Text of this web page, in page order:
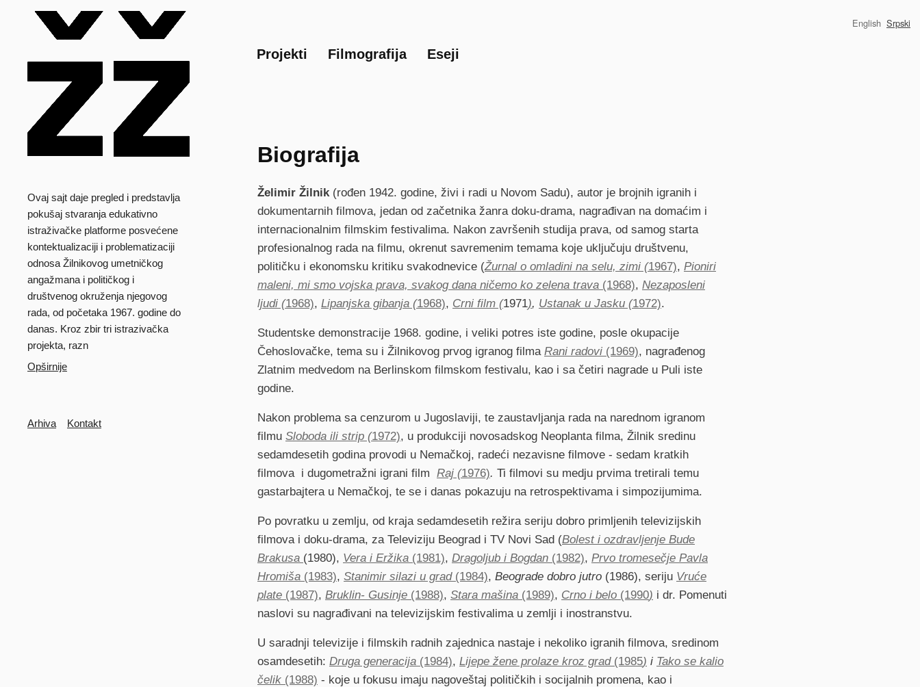
Projekti Filmografija Eseji
English Srpski
Biografija
Želimir Žilnik (rođen 1942. godine, živi i radi u Novom Sadu), autor je brojnih igranih i
dokumentarnih filmova, jedan od začetnika žanra doku-drama, nagrađivan na domaćim i
internacionalnim filmskim festivalima. Nakon završenih studija prava, od samog starta
profesionalnog rada na filmu, okrenut savremenim temama koje uključuju društvenu,
političku i ekonomsku kritiku svakodnevice (Žurnal o omladini na selu, zimi (1967), Pioniri
maleni, mi smo vojska prava, svakog dana ničemo ko zelena trava (1968), Nezaposleni
ljudi (1968), Lipanjska gibanja (1968), Crni film (1971), Ustanak u Jasku (1972).
Studentske demonstracije 1968. godine, i veliki potres iste godine, posle okupacije
Čehoslovačke, tema su i Žilnikovog prvog igranog filma Rani radovi (1969), nagrađenog
Zlatnim medvedom na Berlinskom filmskom festivalu, kao i sa četiri nagrade u Puli iste
godine.
Nakon problema sa cenzurom u Jugoslaviji, te zaustavljanja rada na narednom igranom
filmu Sloboda ili strip (1972), u produkciji novosadskog Neoplanta filma, Žilnik sredinu
sedamdesetih godina provodi u Nemačkoj, radeći nezavisne filmove - sedam kratkih
filmova i dugometražni igrani film Raj (1976). Ti filmovi su medju prvima tretirali temu
gastarbajtera u Nemačkoj, te se i danas pokazuju na retrospektivama i simpozijumima.
Po povratku u zemlju, od kraja sedamdesetih režira seriju dobro primljenih televizijskih
filmova i doku-drama, za Televiziju Beograd i TV Novi Sad (Bolest i ozdravljenje Bude
Brakusa (1980), Vera i Eržika (1981), Dragoljub i Bogdan (1982), Prvo tromesečje Pavla
Hromiša (1983), Stanimir silazi u grad (1984), Beograde dobro jutro (1986), seriju Vruće
plate (1987), Bruklin- Gusinje (1988), Stara mašina (1989), Crno i belo (1990) i dr. Pomenuti
naslovi su nagrađivani na televizijskim festivalima u zemlji i inostranstvu.
U saradnji televizije i filmskih radnih zajednica nastaje i nekoliko igranih filmova, sredinom
osamdesetih: Druga generacija (1984), Lijepe žene prolaze kroz grad (1985) i Tako se kalio
čelik (1988) - koje u fokusu imaju nagoveštaj političkih i socijalnih promena, kao i
Ovaj sajt daje pregled i predstavlja
pokušaj stvaranja edukativno
istraživačke platforme posvećene
kontektualizaciji i problematizaciji
odnosa Žilnikovog umetničkog
angažmana i političkog i
društvenog okruženja njegovog
rada, od početaka 1967. godine do
danas. Kroz zbir tri istrazivačka
projekta, razn
Opširnije
Arhiva Kontakt